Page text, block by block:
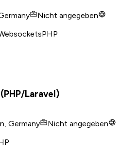
Nicht angegeben
PHP
Laravel)
Germany
Nicht angegeben